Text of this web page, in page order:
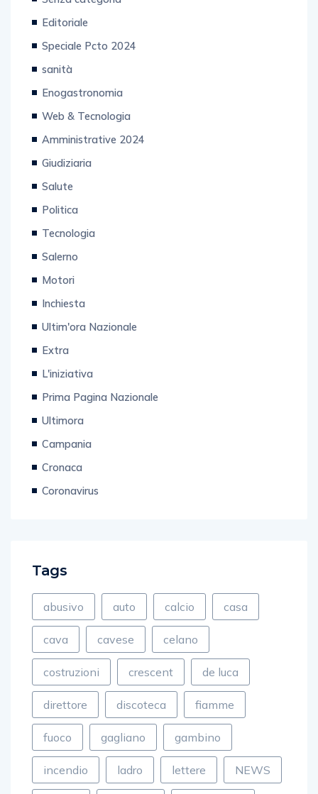
Editoriale
Speciale Pcto 2024
sanità
Enogastronomia
Web & Tecnologia
Amministrative 2024
Giudiziaria
Salute
Politica
Tecnologia
Salerno
Motori
Inchiesta
Ultim'ora Nazionale
Extra
L'iniziativa
Prima Pagina Nazionale
Ultimora
Campania
Cronaca
Coronavirus
Tags
abusivo auto calcio casa
cava cavese celano
costruzioni crescent de luca
direttore discoteca fiamme
fuoco gagliano gambino
incendio ladro lettere NEWS